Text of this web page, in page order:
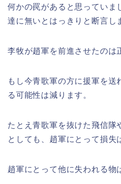
何かの罠があると思っていま
達に無いとはっきりと断言し
李牧が趙軍を前進させたのは
もし今青歌軍の方に援軍を送
る可能性は減ります。
たとえ青歌軍を抜けた飛信隊
としても、趙軍にとって損失
趙軍にとって他に失われる物